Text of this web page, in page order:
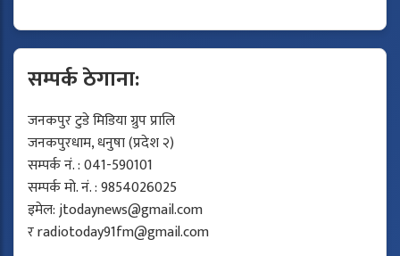
सम्पर्क ठेगाना:
जनकपुर टुडे मिडिया ग्रुप प्रालि
जनकपुरधाम, धनुषा (प्रदेश २)
सम्पर्क नं. : 041-590101
सम्पर्क मो. नं. : 9854026025
इमेल:jtodaynews@gmail.com
रradiotoday91fm@gmail.com